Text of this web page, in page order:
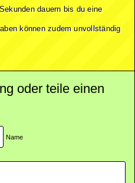
dauern bis du eine
können zudem unvollständig
oder teile einen
Name